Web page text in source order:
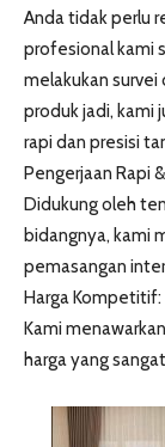
Anda tidak perlu
profesional kami
melakukan survei
produk jadi, kami
rapi dan presisi
Pengerjaan Rapi
Didukung oleh
bidangnya, kami
pemasangan
Harga Kompetitif:
Kami
harga yang